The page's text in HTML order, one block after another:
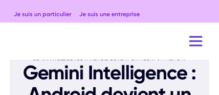
Je suis un particulier Je suis une entreprise
Gemini Intelligence :